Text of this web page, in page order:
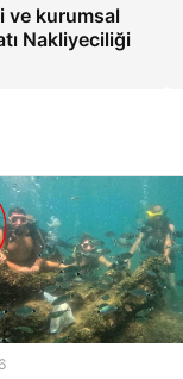
ve kurumsal
Nakliyeciliği